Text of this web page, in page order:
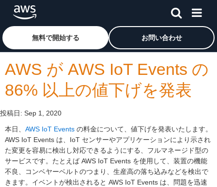
メインコンテンツに移動
アマゾン ウェブ サービスのホームページに戻るには、こ
無料で開始する お問い合わせ
AWS が AWS IoT Events の
86% 以上の値下げを発表
投稿日: Sep 1, 2020
本日、 AWS IoT Events の料金について、値下げを発表いたします。
AWS IoT Events は、IoT センサーやアプリケーションにより示され
た変更を容易に検出し対応できるようにする、フルマネージド型の
サービスです。たとえば AWS IoT Events を使用して、装置の機能
不良、コンベヤーベルトのつまり、生産高の落ち込みなどを検出で
きます。イベントが検出されると AWS IoT Events は、問題を迅速